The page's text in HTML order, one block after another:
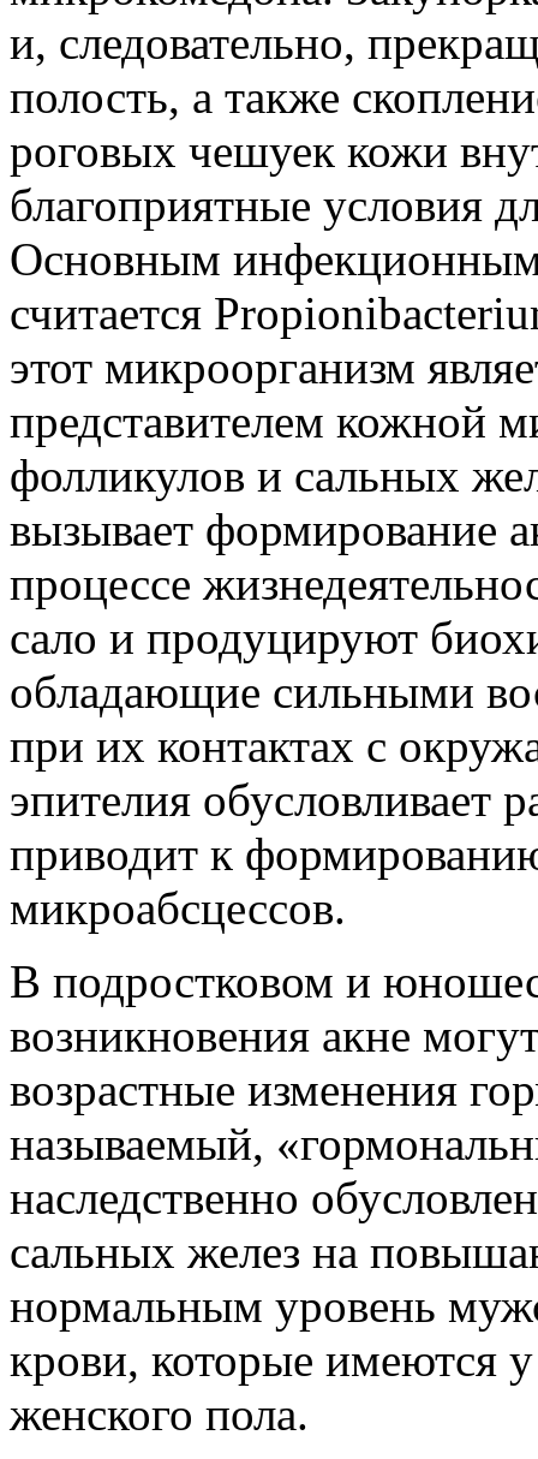
и, следовательно,
полость, а также
роговых чешуек кожи
благоприятные условия
Основным инфекционным
считается
этот микроорганизм
представителем кожной
фолликулов и сальных
вызывает формирование
процессе
сало и продуцируют
обладающие сильными
при их контактах с
эпителия обусловливает
приводит к
микроабсцессов.
В подростковом и
возникновения акне
возрастные изменения
называемый,
наследственно
сальных желез на
нормальным уровень
крови, которые имеются
женского пола.